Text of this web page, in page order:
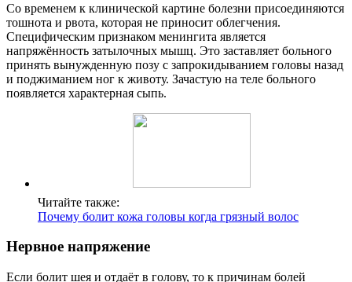
Со временем к клинической картине болезни присоединяются
тошнота и рвота, которая не приносит облегчения.
Специфическим признаком менингита является
напряжённость затылочных мышц. Это заставляет больного
принять вынужденную позу с запрокидыванием головы назад
и поджиманием ног к животу. Зачастую на теле больного
появляется характерная сыпь.
Читайте также:
Почему болит кожа головы когда грязный волос
Нервное напряжение
Если болит шея и отдаёт в голову, то к причинам болей